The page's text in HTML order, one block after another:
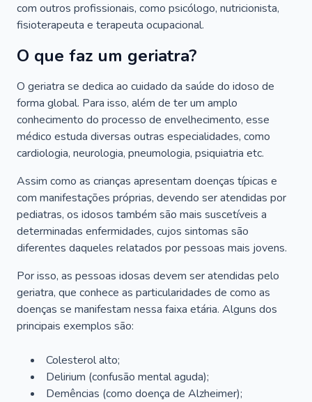
com outros profissionais, como psicólogo, nutricionista,
fisioterapeuta e terapeuta ocupacional.
O que faz um geriatra?
O geriatra se dedica ao cuidado da saúde do idoso de
forma global. Para isso, além de ter um amplo
conhecimento do processo de envelhecimento, esse
médico estuda diversas outras especialidades, como
cardiologia, neurologia, pneumologia, psiquiatria etc.
Assim como as crianças apresentam doenças típicas e
com manifestações próprias, devendo ser atendidas por
pediatras, os idosos também são mais suscetíveis a
determinadas enfermidades, cujos sintomas são
diferentes daqueles relatados por pessoas mais jovens.
Por isso, as pessoas idosas devem ser atendidas pelo
geriatra, que conhece as particularidades de como as
doenças se manifestam nessa faixa etária. Alguns dos
principais exemplos são:
Colesterol alto;
Delirium (confusão mental aguda);
Demências (como doença de Alzheimer);